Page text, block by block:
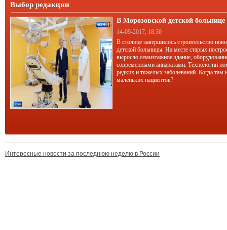
Выбор редакции
В Морозовской детской
корпус
14-09-2017, 18:30
В столице завершилось строительство
детской больницы. На месте старых
выросло семиэтажное здание,
современными аппаратами. Технологии
редких и тяжелых заболеваний. Когда там
маленьких пациентов?
Интересные новости за последнюю неделю в России